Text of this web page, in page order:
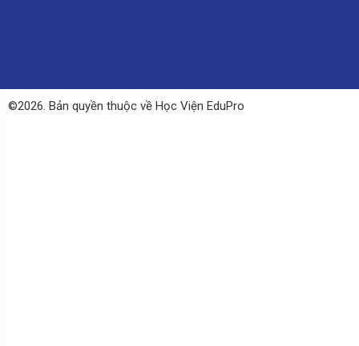
©2026. Bản quyền thuộc về Học Viện EduPro